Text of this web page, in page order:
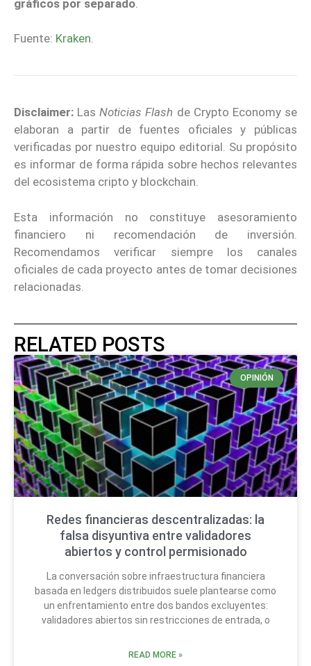
gráficos por separado
Fuente: Kraken.
Disclaimer: LasNoticias Flash de Crypto Economy se
elaboran a partir de fuentes oficiales y públicas
verificadas por nuestro equipo editorial. Su propósito
es informar de forma rápida sobre hechos relevantes
del ecosistema cripto y blockchain.
Esta información no constituye asesoramiento
financiero ni recomendación de inversión.
Recomendamos verificar siempre los canales
oficiales de cada proyecto antes de tomar decisiones
relacionadas.
RELATED POSTS
OPINIÓN
Redes financieras descentralizadas: la
falsa disyuntiva entre validadores
abiertos y control permisionado
La conversación sobre infraestructura financiera
basada en ledgers distribuidos suele plantearse como
un enfrentamiento entre dos bandos excluyentes:
validadores abiertos sin restricciones de entrada, o
READ MORE »